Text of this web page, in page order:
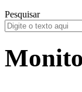
Pesquisar